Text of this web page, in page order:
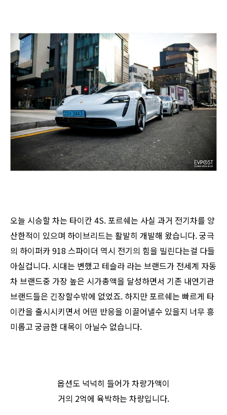
오늘 시승할 차는 타이칸 4S. 포르쉐는 사실 과거 전기차를 양
산한적이 있으며 하이브리드는 활발히 개발해 왔습니다. 궁극
의 하이퍼카 918 스파이더 역시 전기의 힘을 빌린다는걸 다들
아실겁니다. 시대는 변했고 테슬라 라는 브랜드가 전세계 자동
차 브랜드중 가장 높은 시가총액을 달성하면서 기존 내연기관
브랜드들은 긴장할수밖에 없었죠. 하지만 포르쉐는 빠르게 타
이칸을 출시시키면서 어떤 반응을 이끌어낼수 있을지 너무 흥
미롭고 궁금한 대목이 아닐수 없습니다.
옵션도 넉넉히 들어가 차량가액이
거의 2억에 육박하는 차량입니다.